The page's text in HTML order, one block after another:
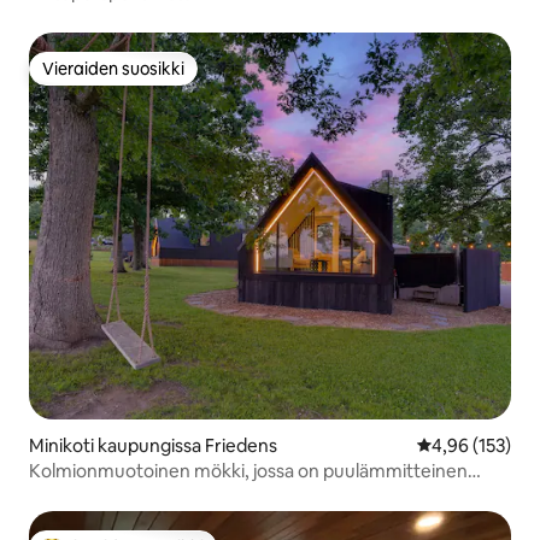
Vieraiden suosikki
Vieraiden suosikki
Minikoti kaupungissa Friedens
4,96 (153)
Kolmionmuotoinen mökki, jossa on puulämmitteinen